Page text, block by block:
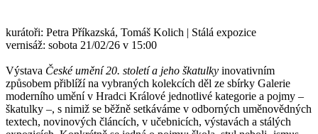
kurátoři: Petra Příkazská, Tomáš Kolich | Stálá expozice
vernisáž: sobota 21/02/26 v 15:00
Výstava České umění 20. století a jeho škatulky inovativním
způsobem přiblíží na vybraných kolekcích děl ze sbírky Galerie
moderního umění v Hradci Králové jednotlivé kategorie a pojmy –
škatulky –, s nimiž se běžně setkáváme v odborných uměnovědných
textech, novinových článcích, v učebnicích, výstavách a stálých